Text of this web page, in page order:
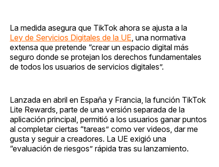
La medida asegura que TikTok ahora se ajusta a la
Ley de Servicios Digitales de la UE , una normativa
extensa que pretende “crear un espacio digital más
seguro donde se protejan los derechos fundamentales
de todos los usuarios de servicios digitales”.
Lanzada en abril en España y Francia, la función TikTok
Lite Rewards, parte de una versión separada de la
aplicación principal, permitió a los usuarios ganar puntos
al completar ciertas “tareas” como ver videos, dar me
gusta y seguir a creadores. La UE exigió una
“evaluación de riesgos” rápida tras su lanzamiento.